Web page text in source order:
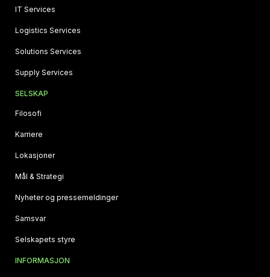
IT Services
Logistics Services
Solutions Services
Supply Services
SELSKAP
Filosofi
Karriere
Lokasjoner
Mål & Strategi
Nyheter og pressemeldinger
Samsvar
Selskapets styre
INFORMASJON